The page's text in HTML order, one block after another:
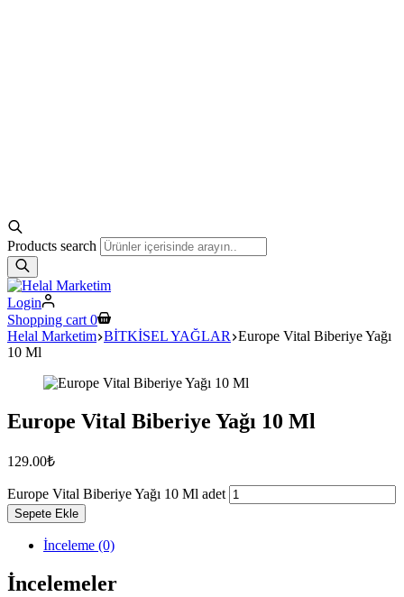
Products search
Login
Shopping cart 0
Helal Marketim BİTKİSEL YAĞLAR Europe Vital Biberiye Yağı
10 Ml
Europe Vital Biberiye Yağı 10 Ml
129.00₺
Europe Vital Biberiye Yağı 10 Ml adet
Sepete Ekle
İnceleme (0)
İncelemeler